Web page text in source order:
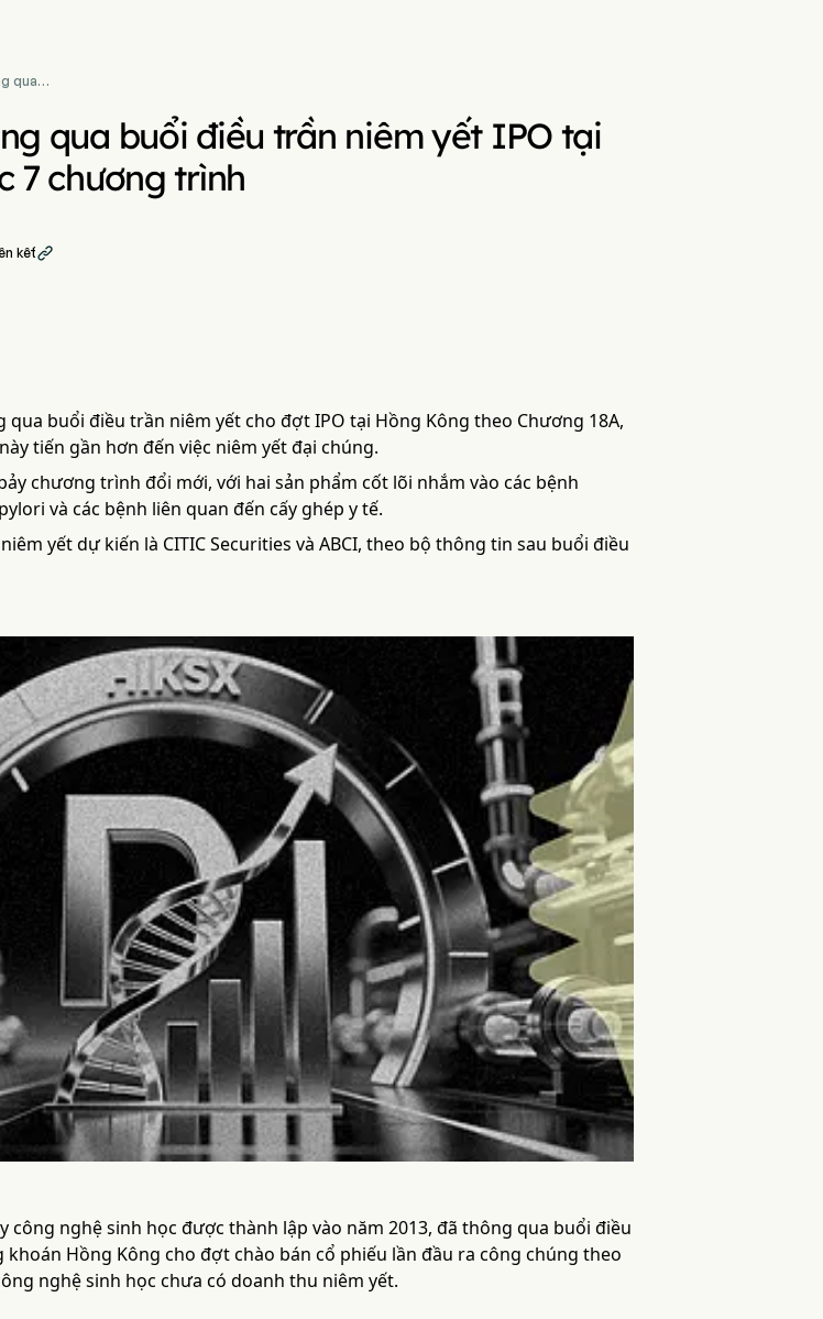
qua
qua buổi điều trần niêm yết IPO tại
7 chương trình
kết
qua buổi điều trần niêm yết cho đợt IPO tại Hồng Kông theo Chương 18A,
tiến gần hơn đến việc niêm yết đại chúng.
chương trình đổi mới, với hai sản phẩm cốt lõi nhắm vào các bệnh
và các bệnh liên quan đến cấy ghép y tế.
yết dự kiến là CITIC Securities và ABCI, theo bộ thông tin sau buổi điều
công nghệ sinh học được thành lập vào năm 2013, đã thông qua buổi điều
Hồng Kông cho đợt chào bán cổ phiếu lần đầu ra công chúng theo
nghệ sinh học chưa có doanh thu niêm yết.